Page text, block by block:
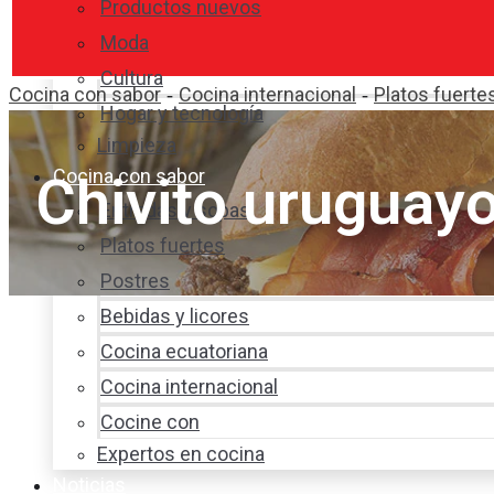
Productos nuevos
Moda
Cultura
Hogar y tecnología
Limpieza
Cocina con sabor
Entradas y sopas
Platos fuertes
Postres
Bebidas y licores
Cocina ecuatoriana
Cocina internacional
Cocine con
Expertos en cocina
Cocina con sabor- Cocina internacional- Platos
Chivito